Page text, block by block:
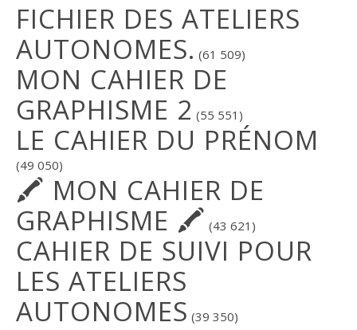
FICHIER DES ATELIERS
AUTONOMES. (61 509)
MON CAHIER DE
GRAPHISME 2 (55 551)
LE CAHIER DU PRÉNOM
(49 050)
🖍 MON CAHIER DE
GRAPHISME 🖍 (43 621)
CAHIER DE SUIVI POUR
LES ATELIERS
AUTONOMES (39 350)